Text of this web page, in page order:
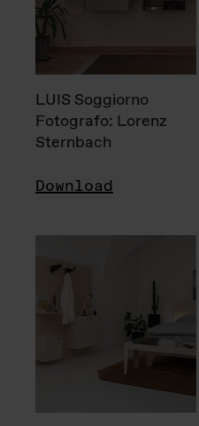
LUIS Soggiorno
Fotografo: Lorenz
Sternbach
Download